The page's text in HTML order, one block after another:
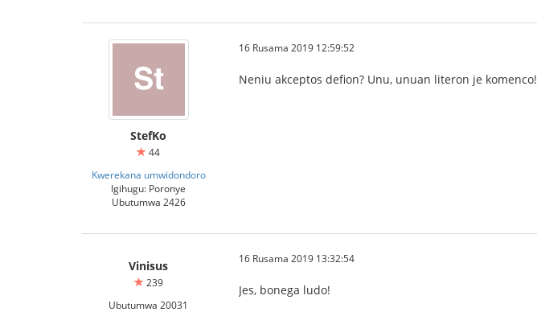
StefKo
44
Kwerekana umwidondoro
Igihugu: Poronye
Ubutumwa 2426
16 Rusama 2019 12:59:52
Neniu akceptos defion? Unu, unuan literon je komenco!
Vinisus
239
Ubutumwa 20031
16 Rusama 2019 13:32:54
Jes, bonega ludo!